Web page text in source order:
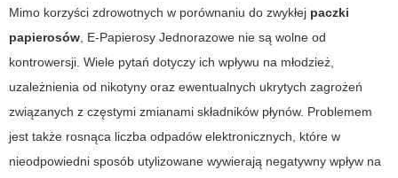
Mimo korzyści zdrowotnych w porównaniu do zwykłej paczki
papierosów, E-Papierosy Jednorazowe nie są wolne od
kontrowersji. Wiele pytań dotyczy ich wpływu na młodzież,
uzależnienia od nikotyny oraz ewentualnych ukrytych zagrożeń
związanych z częstymi zmianami składników płynów. Problemem
jest także rosnąca liczba odpadów elektronicznych, które w
nieodpowiedni sposób utylizowane wywierają negatywny wpływ na